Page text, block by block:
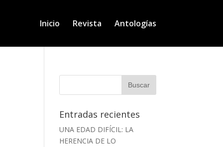
Inicio Revista Antologías
Entradas recientes
UNA EDAD DIFÍCIL: LA
HERENCIA DE LO